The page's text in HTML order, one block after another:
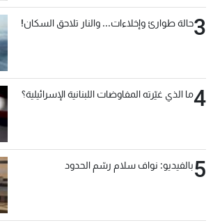
3حالة طوارئ وإخلاءات... والنار تلاحق السكان!
4ما الذي غيّرته المفاوضات اللبنانية الإسرائيلية؟
5بالفيديو: نواف سلام رسّم الحدود